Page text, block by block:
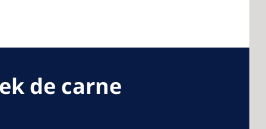
de carne